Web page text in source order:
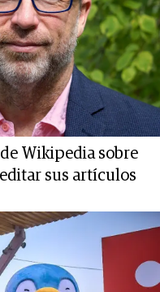
Wikipedia sobre
sus artículos